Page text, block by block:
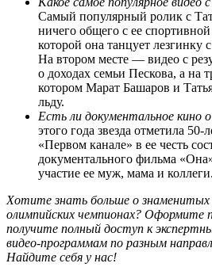
Самый популярный ролик с
ничего общего с ее
которой она танцует
На втором месте — видео с
о доходах семьи Пескова, а на
котором Марат Башаров и
льду.
Есть ли документальное кино
этого года звезда отметила
«Первом канале» в ее честь
документального фильма
участие ее муж, мама и коллеги.
Хотите знать больше о знаменитых
олимпийских чемпионах? Оформите
получите полный доступ к
видео-программам по разным
Найдите себя у нас!